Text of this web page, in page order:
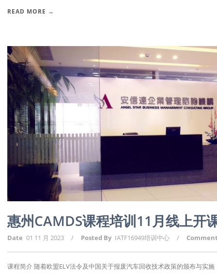
READ MORE →
惠州CAMDS课程培训11月线上开
Date 01 11 月 2023 / Posted By IATF16949培训中心 /
课程简介 随着欧盟ELV法令及中国关于报废汽车回收技术政策的颁布与实施